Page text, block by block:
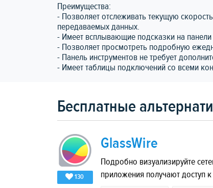
Преимущества:
- Позволяет отслеживать текущую
передаваемых данных.
- Имеет всплывающие подсказки на
- Позволяет просмотреть подробную
- Панель инструментов не требует
- Имеет таблицы подключений со всеми
Бесплатные
130
GlassWire
Подробно визуализируйте
приложения получают доступ